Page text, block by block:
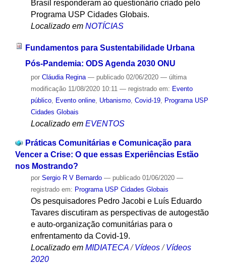
Brasil responderam ao questionário criado pelo
Programa USP Cidades Globais.
Localizado em NOTÍCIAS
Fundamentos para Sustentabilidade Urbana
Pós-Pandemia: ODS Agenda 2030 ONU
por Cláudia Regina — publicado02/06/2020 — última
modificação11/08/2020 10:11 — registrado em: Evento
público, Evento online, Urbanismo, Covid-19, Programa USP
Cidades Globais
Localizado em EVENTOS
Práticas Comunitárias e Comunicação para
Vencer a Crise: O que essas Experiências Estão
nos Mostrando?
por Sergio R V Bernardo — publicado01/06/2020 —
registrado em: Programa USP Cidades Globais
Os pesquisadores Pedro Jacobi e Luís Eduardo
Tavares discutiram as perspectivas de autogestão
e auto-organização comunitárias para o
enfrentamento da Covid-19.
Localizado em MIDIATECA /Vídeos /Vídeos
2020